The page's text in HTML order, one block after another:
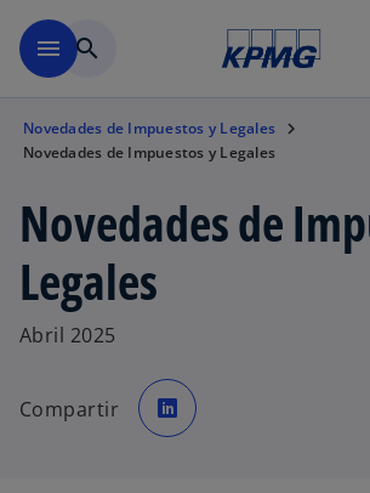
menu search
Novedades de Impuestos y Legales
Novedades de Impuestos y Legales
Novedades de
Legales
Abril 2025
Compartir e
a